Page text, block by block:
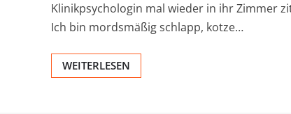
Klinikpsychologin mal wieder in ihr Zimmer
Ich bin mordsmäßig schlapp, kotze…
WEITERLESEN